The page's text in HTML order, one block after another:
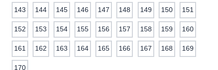
143 144 145 146 147 148 149 150 151
152 153 154 155 156 157 158 159 160
161 162 163 164 165 166 167 168 169
170